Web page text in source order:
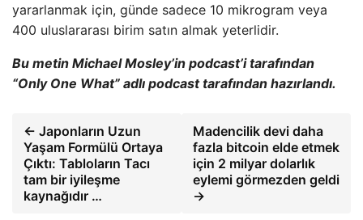
yararlanmak için, günde sadece 10 mikrogram veya
400 uluslararası birim satın almak yeterlidir.
Bu metin Michael Mosley’in podcast’i tarafından
“Only One What” adlı podcast tarafından hazırlandı.
← Japonların Uzun
Yaşam Formülü Ortaya
Çıktı: Tabloların Tacı
tam bir iyileşme
kaynağıdır …
Madencilik devi daha
fazla bitcoin elde etmek
için 2 milyar dolarlık
eylemi görmezden geldi
→